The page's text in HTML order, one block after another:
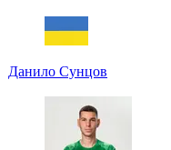
Данило Сунцов